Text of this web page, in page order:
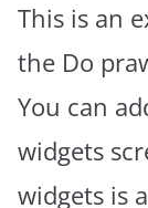
This is an
the Do
You can
widgets
widgets is